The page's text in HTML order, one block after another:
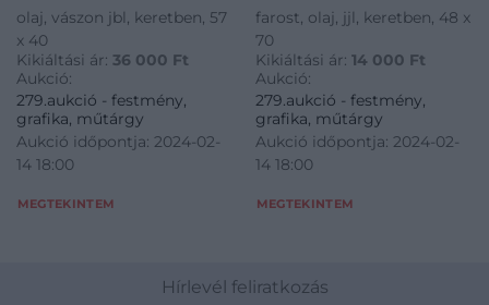
olaj, vászon jbl, keretben, 57
x 40
Kikiáltási ár: 36 000 Ft
Aukció:
279.aukció - festmény,
grafika, műtárgy
Aukció időpontja: 2024-02-
14 18:00
MEGTEKINTEM
farost, olaj, jjl, keretben, 48 x
70
Kikiáltási ár: 14 000 Ft
Aukció:
279.aukció - festmény,
grafika, műtárgy
Aukció időpontja: 2024-02-
14 18:00
MEGTEKINTEM
Hírlevél feliratkozás